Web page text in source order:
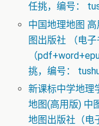
任挑，编号：
中国地理地图
图出版社 （电子
（
挑，编号：
新课标中学地理
地图(高用版) 中
地图出版社（电